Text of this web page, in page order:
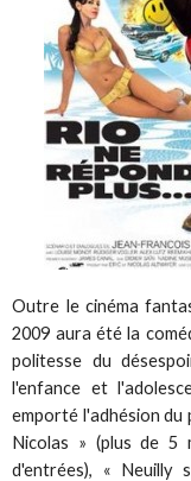
Outre le cinéma
2009 aura été la
politesse du
l'enfance et
emporté l'adhésion du
Nicolas » (plus de 5
d'entrées), « Neuilly